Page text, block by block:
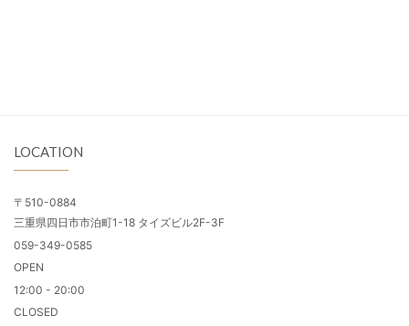
LOCATION
〒510-0884
三重県四日市市泊町1-18 タイズビル2F-3F
059-349-0585
OPEN
12:00 - 20:00
CLOSED